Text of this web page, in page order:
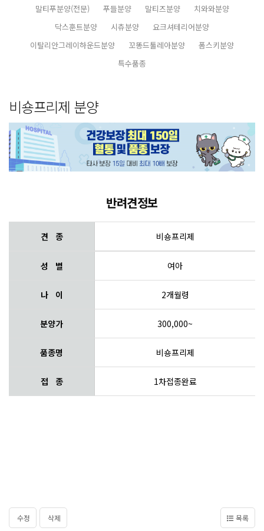
말티푸분양(전문)
푸들분양 말티즈분양
치와와분양
닥스훈트분양
시츄분양
요크셔테리어분양
이탈리안그레이하운드분양
꼬똥드툴레아분양
폼스키분양
특수품종
비숑프리제 분양
반려견정보
견 종 비숑프리제
성 별 여아
나 이 2개월령
분양가 300,000~
품종명 비숑프리제
접 종 1차접종완료
수정 삭제 목록